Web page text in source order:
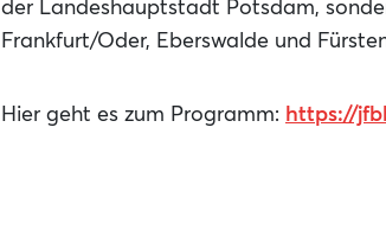
der Landeshauptstadt Potsdam,
Frankfurt/Oder, Eberswalde und
Hier geht es zum Programm: https://